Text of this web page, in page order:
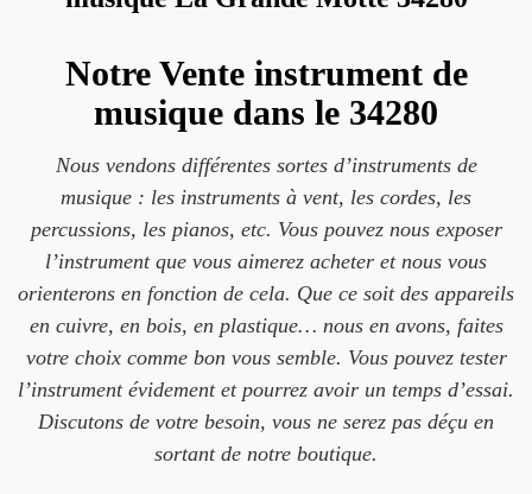
Notre Vente instrument de
musique dans le 34280
Nous vendons différentes sortes d’instruments de
musique : les instruments à vent, les cordes, les
percussions, les pianos, etc. Vous pouvez nous exposer
l’instrument que vous aimerez acheter et nous vous
orienterons en fonction de cela. Que ce soit des appareils
en cuivre, en bois, en plastique… nous en avons, faites
votre choix comme bon vous semble. Vous pouvez tester
l’instrument évidement et pourrez avoir un temps d’essai.
Discutons de votre besoin, vous ne serez pas déçu en
sortant de notre boutique.